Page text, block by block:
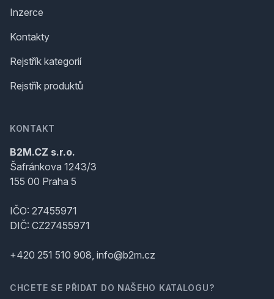
Inzerce
Kontakty
Rejstřík kategorií
Rejstřík produktů
KONTAKT
B2M.CZ s.r.o.
Šafránkova 1243/3
155 00 Praha 5
IČO: 27455971
DIČ: CZ27455971
+420 251 510 908, info@b2m.cz
CHCETE SE PŘIDAT DO NAŠEHO KATALOGU?